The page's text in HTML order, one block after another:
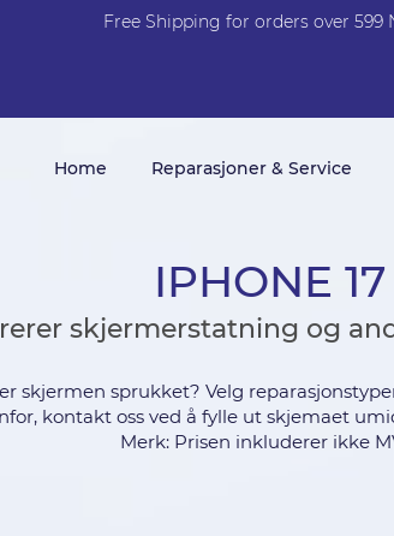
Free Shipping for orders over 599
Home Reparasjoner & Service
IPHONE 17
skjermerstatning og
skjermen sprukket? Velg
kontakt oss ved å fylle ut skjemaet
Merk: Prisen inkluderer ikke